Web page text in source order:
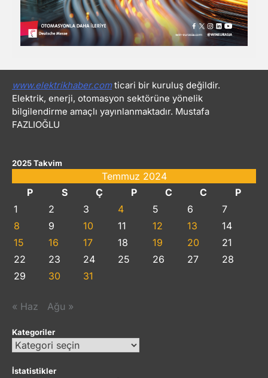
www.elektrikhaber.comticari bir kuruluş değildir.
Elektrik, enerji, otomasyon sektörüne yönelik
bilgilendirme amaçlı yayınlanmaktadır. Mustafa
FAZLIOĞLU
2025 Takvim
Temmuz 2024
P
S Ç P C C
P
1
2 3 4 5 6
7
8
9 10 11 12 13
14
15
16 17 18 19 20
21
22
23 24 25 26 27
28
29
30 31
« Haz Ağu »
Kategoriler
Kategoriler
İstatistikler